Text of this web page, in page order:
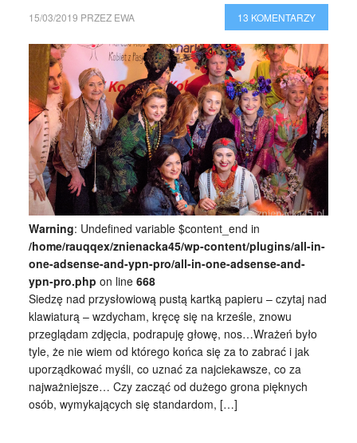
15/03/2019 PRZEZ EWA 13 KOMENTARZY
Warning: Undefined variable $content_end in
/home/rauqqex/znienacka45/wp-content/plugins/all-in-
one-adsense-and-ypn-pro/all-in-one-adsense-and-
ypn-pro.php on line 668
Siedzę nad przysłowiową pustą kartką papieru – czytaj nad
klawiaturą – wzdycham, kręcę się na krześle, znowu
przeglądam zdjęcia, podrapuję głowę, nos…Wrażeń było
tyle, że nie wiem od którego końca się za to zabrać i jak
uporządkować myśli, co uznać za najciekawsze, co za
najważniejsze… Czy zacząć od dużego grona pięknych
osób, wymykających się standardom, […]